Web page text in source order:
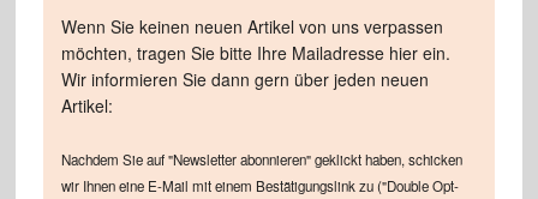
Wenn Sie keinen neuen Artikel von uns verpassen
möchten, tragen Sie bitte Ihre Mailadresse hier ein.
Wir informieren Sie dann gern über jeden neuen
Artikel:
Nachdem Sie auf "Newsletter abonnieren" geklickt haben, schicken
wir Ihnen eine E-Mail mit einem Bestätigungslink zu ("Double Opt-